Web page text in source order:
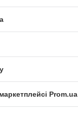
Prom.ua